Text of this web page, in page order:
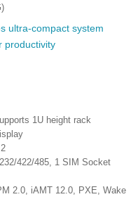
1U height rack
422/485, 1 SIM Socket
2.0, iAMT 12.0, PXE, Wake